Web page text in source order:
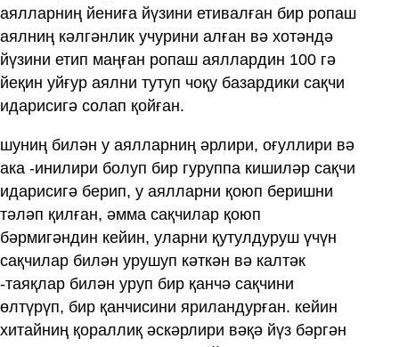
аялларниң йениға йүзини етивалған бир ропаш
аялниң кәлгәнлик учурини алған вә хотәндә
йүзини етип маңған ропаш аяллардин 100 гә
йеқин уйғур аялни тутуп чоқу базардики сақчи
идарисигә солап қойған.
шуниң билән у аялларниң әрлири, оғуллири вә
ака -инилири болуп бир гуруппа кишиләр сақчи
идарисигә берип, у аялларни қоюп беришни
тәләп қилған, әмма сақчилар қоюп
бәрмигәндин кейин, уларни қутулдуруш үчүн
сақчилар билән урушуп кәткән вә калтәк
-таяқлар билән уруп бир қанчә сақчини
өлтүрүп, бир қанчисини яриландурған. кейин
хитайниң қораллиқ әскәрлири вәқә йүз бәргән